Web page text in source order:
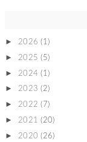
► 2026 (1)
► 2025 (5)
► 2024 (1)
► 2023 (2)
► 2022 (7)
► 2021 (20)
► 2020 (26)